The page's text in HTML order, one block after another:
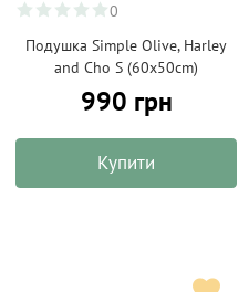
0
Подушка Simple Olive, Harley
and Cho S (60х50cm)
990 грн
Купити